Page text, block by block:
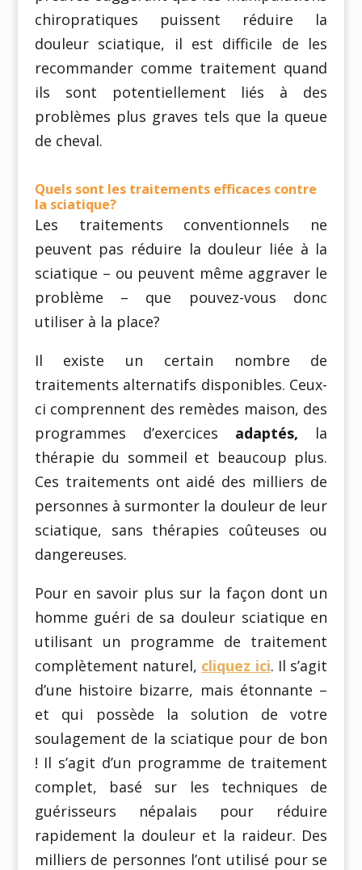
chiropratiques puissent réduire la
douleur sciatique, il est difficile de les
recommander comme traitement quand
ils sont potentiellement liés à des
problèmes plus graves tels que la queue
de cheval.
Quels sont les traitements efficaces contre
la sciatique?
Les traitements conventionnels ne
peuvent pas réduire la douleur liée à la
sciatique – ou peuvent même aggraver le
problème – que pouvez-vous donc
utiliser à la place?
Il existe un certain nombre de
traitements alternatifs disponibles. Ceux-
ci comprennent des remèdes maison, des
programmes d’exercices adaptés, la
thérapie du sommeil et beaucoup plus.
Ces traitements ont aidé des milliers de
personnes à surmonter la douleur de leur
sciatique, sans thérapies coûteuses ou
dangereuses.
Pour en savoir plus sur la façon dont un
homme guéri de sa douleur sciatique en
utilisant un programme de traitement
complètement naturel, cliquez ici. Il s’agit
d’une histoire bizarre, mais étonnante –
et qui possède la solution de votre
soulagement de la sciatique pour de bon
! Il s’agit d’un programme de traitement
complet, basé sur les techniques de
guérisseurs népalais pour réduire
rapidement la douleur et la raideur. Des
milliers de personnes l’ont utilisé pour se